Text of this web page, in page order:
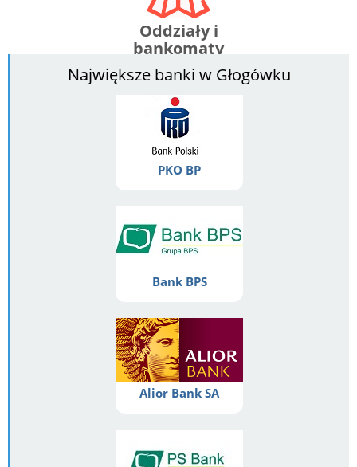
Oddziały i
bankomaty
Największe banki w Głogówku
PKO BP
Bank BPS
Alior Bank SA